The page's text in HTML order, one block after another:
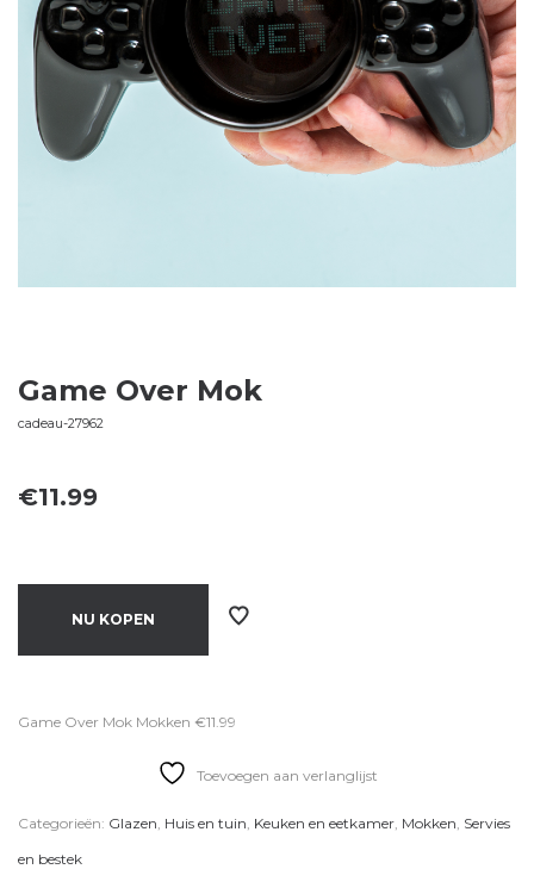
Game Over Mok
cadeau-27962
€11.99
NU KOPEN
Game Over Mok Mokken €11.99
Toevoegen aan verlanglijst
Categorieën: Glazen, Huis en tuin, Keuken en eetkamer, Mokken, Servies
en bestek